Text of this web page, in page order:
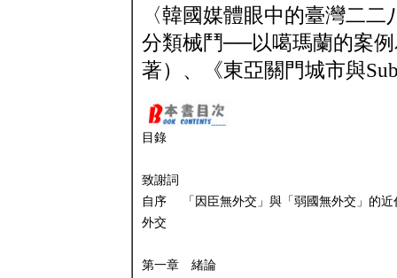
〈韓國媒體眼中的臺灣二
分類械鬥──以噶瑪蘭的案
著）、《東亞關門城市與
目錄
致謝詞
自序 「因臣無外交」與「弱國無外交」的近
外交
第一章 緒論